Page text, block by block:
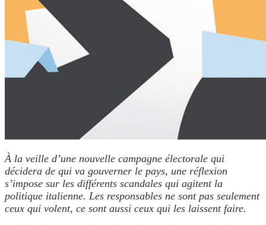
À la veille d’une nouvelle campagne électorale qui
décidera de qui va gouverner le pays, une réflexion
s’impose sur les différents scandales qui agitent la
politique italienne. Les responsables ne sont pas seulement
ceux qui volent, ce sont aussi ceux qui les laissent faire.